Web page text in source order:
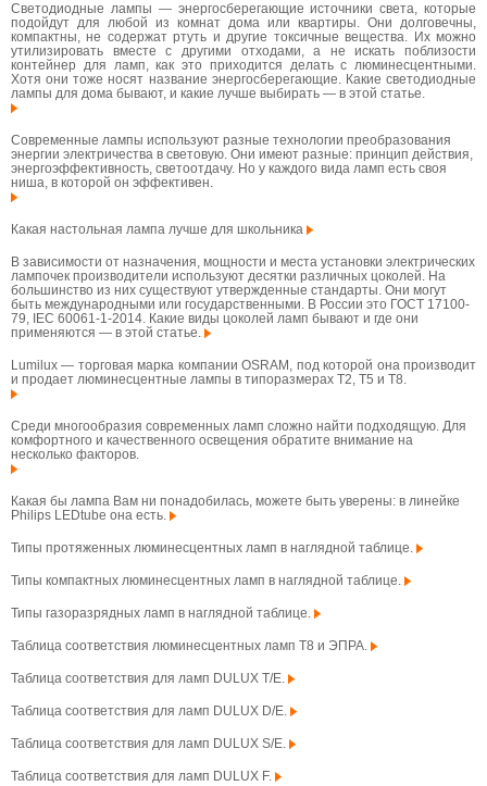
Светодиодные лампы — энергосберегающие источники света, которые
подойдут для любой из комнат дома или квартиры. Они долговечны,
компактны, не содержат ртуть и другие токсичные вещества. Их можно
утилизировать вместе с другими отходами, а не искать поблизости
контейнер для ламп, как это приходится делать с люминесцентными.
Хотя они тоже носят название энергосберегающие. Какие светодиодные
лампы для дома бывают, и какие лучше выбирать — в этой статье.
Современные лампы используют разные технологии преобразования
энергии электричества в световую. Они имеют разные: принцип действия,
энергоэффективность, светоотдачу. Но у каждого вида ламп есть своя
ниша, в которой он эффективен.
Какая настольная лампа лучше для школьника
В зависимости от назначения, мощности и места установки электрических
лампочек производители используют десятки различных цоколей. На
большинство из них существуют утвержденные стандарты. Они могут
быть международными или государственными. В России это ГОСТ 17100-
79, IEC 60061-1-2014. Какие виды цоколей ламп бывают и где они
применяются — в этой статье.
Lumilux — торговая марка компании OSRAM, под которой она производит
и продает люминесцентные лампы в типоразмерах T2, T5 и T8.
Среди многообразия современных ламп сложно найти подходящую. Для
комфортного и качественного освещения обратите внимание на
несколько факторов.
Какая бы лампа Вам ни понадобилась, можете быть уверены: в линейке
Philips LEDtube она есть.
Типы протяженных люминесцентных ламп в наглядной таблице.
Типы компактных люминесцентных ламп в наглядной таблице.
Типы газоразрядных ламп в наглядной таблице.
Таблица соответствия люминесцентных ламп T8 и ЭПРА.
Таблица соответствия для ламп DULUX T/E.
Таблица соответствия для ламп DULUX D/E.
Таблица соответствия для ламп DULUX S/E.
Таблица соответствия для ламп DULUX F.